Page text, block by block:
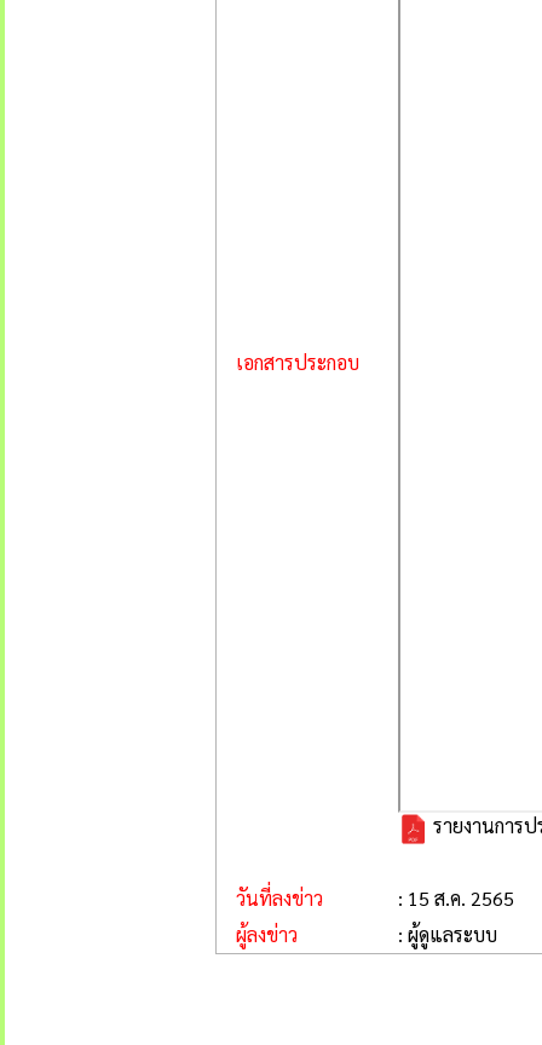
เอกสารประกอบ
รายงานการ
วันที่ลงข่าว
: 15 ส.ค. 2565
ผู้ลงข่าว
: ผู้ดูแลระบบ